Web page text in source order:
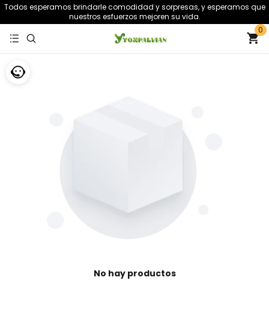
Todos esperamos brindarle comodidad y sorpresas, y esperamos que
nuestros esfuerzos mejoren su vida.
0
No hay productos